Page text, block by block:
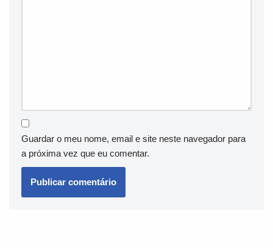
Guardar o meu nome, email e site neste navegador para
a próxima vez que eu comentar.